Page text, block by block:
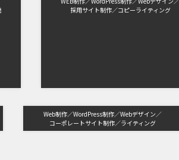
採用サイト制作
コピーライティング
Web制作 WordPress制作
Webデザイン
コーポレートサイト制作
ライティング